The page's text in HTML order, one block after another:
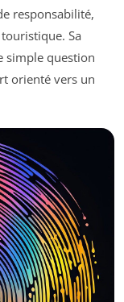
responsabilité,
Sa
simple question
orienté vers un